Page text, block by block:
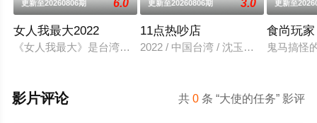
更新至20260806期 6.0
女人我最大2022
《女人我最大》是台湾一个女性类的电视娱乐节目，讨论各种
更新至20260806期 3.0
11点热吵店
2022 / 中国台湾 / 沈玉琳,殷悦
更新至
食尚玩家
鬼马搞怪
共0 条 “大使的任务” 影评
影片评论